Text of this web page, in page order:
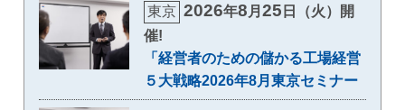
東京 2026年8月25 日（火）開
催!
「経営者のための儲かる工場経営
５大戦略2026年8月東京セミナー